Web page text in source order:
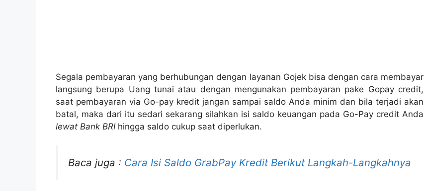
Segala pembayaran yang berhubungan dengan layanan Gojek bisa dengan cara membayar
langsung berupa Uang tunai atau dengan mengunakan pembayaran pake Gopay credit,
saat pembayaran via Go-pay kredit jangan sampai saldo Anda minim dan bila terjadi akan
batal, maka dari itu sedari sekarang silahkan isi saldo keuangan pada Go-Pay credit Anda
lewat Bank BRI hingga saldo cukup saat diperlukan.
Baca juga : Cara Isi Saldo GrabPay Kredit Berikut Langkah-Langkahnya